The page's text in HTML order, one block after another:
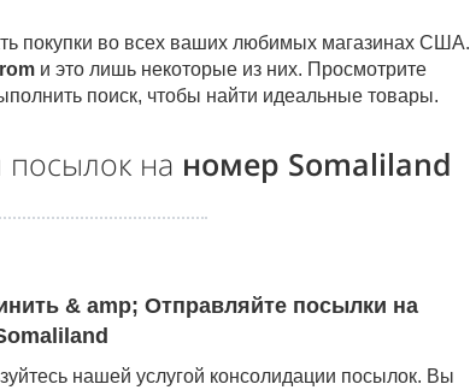
покупки во всех ваших любимых магазинах США.
и это лишь некоторые из них. Просмотрите
поиск, чтобы найти идеальные товары.
посылок на номер Somaliland
& amp; Отправляйте посылки на
нашей услугой консолидации посылок. Вы